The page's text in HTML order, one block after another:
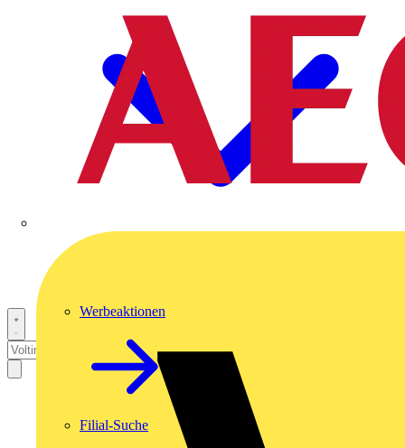
Werbeaktionen
Filial-Suche